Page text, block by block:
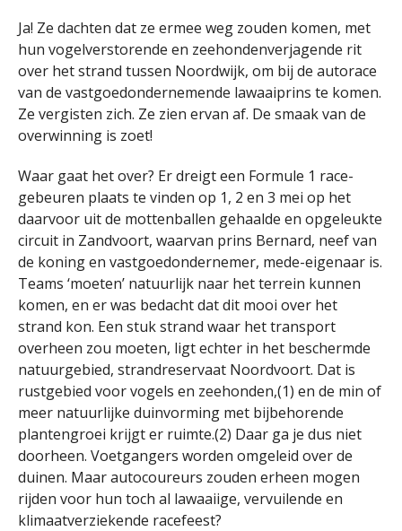
Ja! Ze dachten dat ze ermee weg zouden komen, met
hun vogelverstorende en zeehondenverjagende rit
over het strand tussen Noordwijk, om bij de autorace
van de vastgoedondernemende lawaaiprins te komen.
Ze vergisten zich. Ze zien ervan af. De smaak van de
overwinning is zoet!
Waar gaat het over? Er dreigt een Formule 1 race-
gebeuren plaats te vinden op 1, 2 en 3 mei op het
daarvoor uit de mottenballen gehaalde en opgeleukte
circuit in Zandvoort, waarvan prins Bernard, neef van
de koning en vastgoedondernemer, mede-eigenaar is.
Teams ‘moeten’ natuurlijk naar het terrein kunnen
komen, en er was bedacht dat dit mooi over het
strand kon. Een stuk strand waar het transport
overheen zou moeten, ligt echter in het beschermde
natuurgebied, strandreservaat Noordvoort. Dat is
rustgebied voor vogels en zeehonden,(1) en de min of
meer natuurlijke duinvorming met bijbehorende
plantengroei krijgt er ruimte.(2) Daar ga je dus niet
doorheen. Voetgangers worden omgeleid over de
duinen. Maar autocoureurs zouden erheen mogen
rijden voor hun toch al lawaaiige, vervuilende en
klimaatverziekende racefeest?